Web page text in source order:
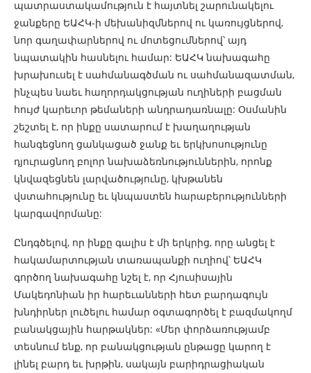
պատրաստակամություն է հայտնել շարունակելու
ջանքերը ԵԱՀԿ-ի մեխանիզմներով ու կառույցներով,
նոր գաղափարներով ու մոտեցումներով՝ այդ
նպատակին հասնելու համար: ԵԱՀԿ նախագահը
խրախուսել է սահմանագծման ու սահմանազատման,
ինչպես նաեւ հաղորդակցության ուղիների բացման
հույժ կարեւոր թեմաների անդրադառնալը: Օսմանին
շեշտել է, որ ինքը սատարում է խաղաղության
հանգեցնող ցանկացած ջանք եւ երկխոսությունը
դյուրացնող բոլոր նախաձեռնություններին, որոնք
կնվազեցնեն լարվածությունը, կխթանեն
վստահությունը եւ կնպաստեն հարաբերությունների
կարգավորմանը:
Ընդգծելով, որ ինքը գալիս է մի երկրից, որը անցել է
հակամարտության տառապանքի ուղիով՝ ԵԱՀԿ
գործող նախագահը նշել է, որ Հյուսիսային
Մակեդոնիան իր հարեւանների հետ բարդագույն
խնդիրներ լուծելու համար օգտագործել է բազմակողմ
բանակցային հարթակներ: «Մեր փորձառությամբ
տեսնում ենք, որ բանակցության ընթացը կարող է
լինել բարդ եւ խրթին, սակայն բարիդրացիական